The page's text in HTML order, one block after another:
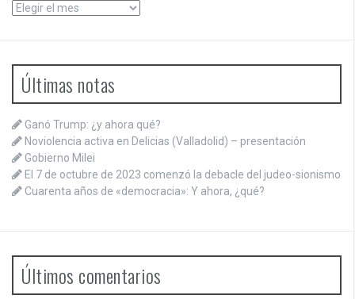
Archivos
Últimas notas
Ganó Trump: ¿y ahora qué?
Noviolencia activa en Delicias (Valladolid) – presentación
Gobierno Milei
El 7 de octubre de 2023 comenzó la debacle del judeo-sionismo
Cuarenta años de «democracia»: Y ahora, ¿qué?
Últimos comentarios